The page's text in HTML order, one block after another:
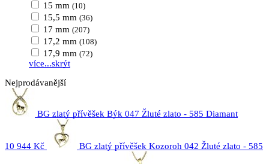
15 mm (10)
15,5 mm (36)
17 mm (207)
17,2 mm (108)
17,9 mm (72)
více...skrýt
Nejprodávanější
BG zlatý přívěšek Býk 047 Žluté zlato - 585 Diamant
10 944 Kč BG zlatý přívěšek Kozoroh 042 Žluté zlato - 585